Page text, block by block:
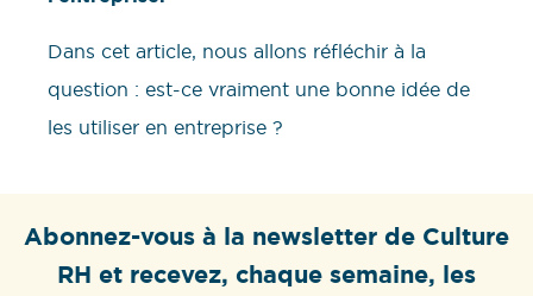
Dans cet article, nous allons réfléchir à la
question : est-ce vraiment une bonne idée de
les utiliser en entreprise ?
Abonnez-vous à la newsletter de Culture
RH et recevez, chaque semaine, les